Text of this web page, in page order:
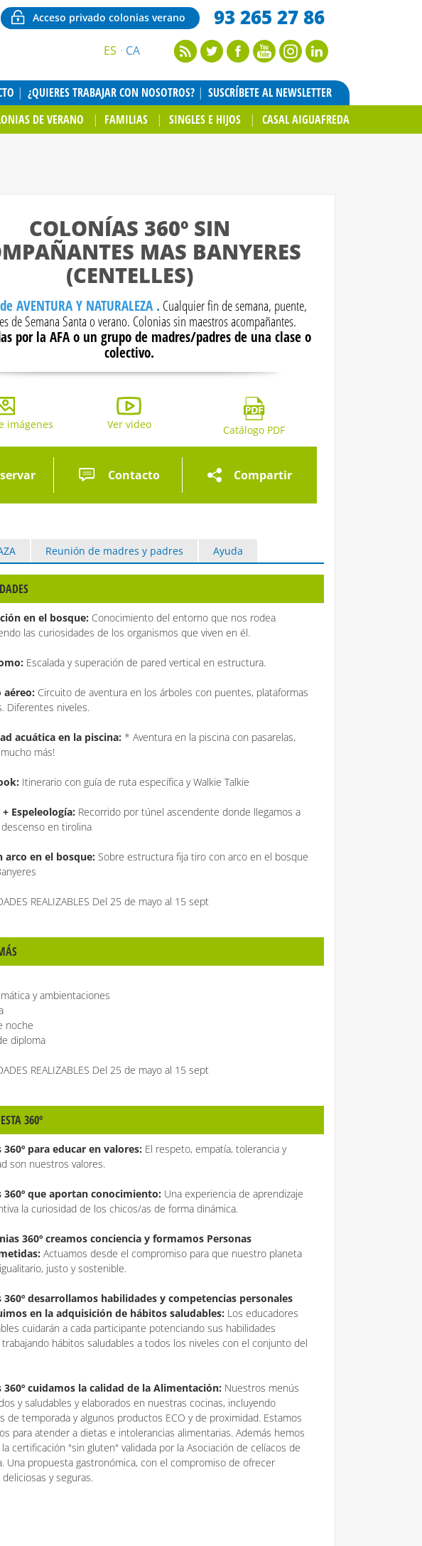
Acceso privado colonias verano 93 265 27 86
ES CA
¿QUIERES TRABAJAR CON NOSOTROS?
SUSCRÍBETE AL NEWSLETTER
DE VERANO FAMILIAS SINGLES E HIJOS CASAL AIGUAFREDA
COLONÍAS 360º SIN
MAS BANYERES
(CENTELLES)
AVENTURA Y NATURALEZA . Cualquier fin de semana, puente,
de Semana Santa o verano. Colonias sin maestros acompañantes.
por la AFA o un grupo de madres/padres de una clase o
colectivo.
imágenes Galería de imágenes Galería de imágenes
Ver video Catálogo PDF
Contacto Compartir
Reunión de madres y padres Ayuda
en el bosque: Conocimiento del entorno que nos rodea
las curiosidades de los organismos que viven en él.
Escalada y superación de pared vertical en estructura.
aéreo: Circuito de aventura en los árboles con puentes, plataformas
Diferentes niveles.
acuática en la piscina: * Aventura en la piscina con pasarelas,
más!
Itinerario con guía de ruta específica y Walkie Talkie
Espeleología: Recorrido por túnel ascendente donde llegamos a
en tirolina
arco en el bosque: Sobre estructura fija tiro con arco en el bosque
REALIZABLES Del 25 de mayo al 15 sept
y ambientaciones
noche
diploma
REALIZABLES Del 25 de mayo al 15 sept
360º
360º para educar en valores: El respeto, empatía, tolerancia y
son nuestros valores.
360º que aportan conocimiento: Una experiencia de aprendizaje
la curiosidad de los chicos/as de forma dinámica.
360º creamos conciencia y formamos Personas
Actuamos desde el compromiso para que nuestro planeta
justo y sostenible.
360º desarrollamos habilidades y competencias personales
en la adquisición de hábitos saludables: Los educadores
cuidarán a cada participante potenciando sus habilidades
trabajando hábitos saludables a todos los niveles con el conjunto del
360º cuidamos la calidad de la Alimentación: Nuestros menús
y saludables y elaborados en nuestras cocinas, incluyendo
de temporada y algunos productos ECO y de proximidad. Estamos
para atender a dietas e intolerancias alimentarias. Además hemos
certificación "sin gluten" validada por la Asociación de celíacos de
Una propuesta gastronómica, con el compromiso de ofrecer
y seguras.